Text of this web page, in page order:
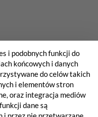
i podobnych funkcji do
końcowych i danych
do celów takich
i elementów stron
oraz integracja mediów
dane są